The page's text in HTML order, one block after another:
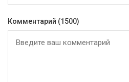
Комментарий (1500)